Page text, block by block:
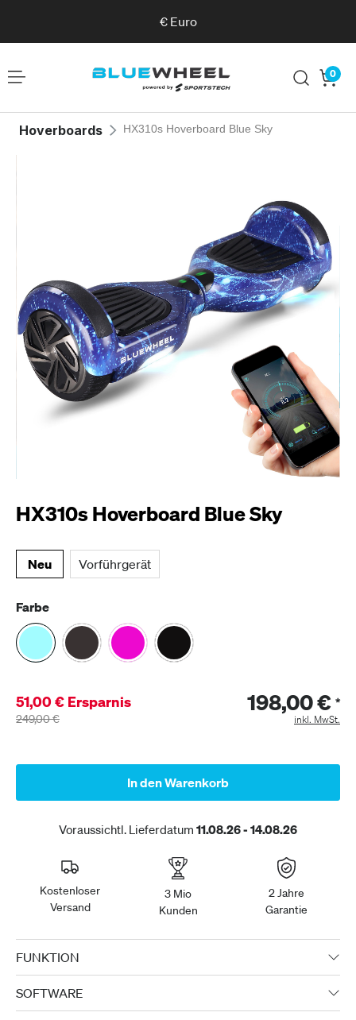
€ Euro
0
Hoverboards HX310s Hoverboard Blue Sky
HX310s Hoverboard Blue Sky
Neu Vorführgerät
Farbe
51,00 € Ersparnis
249,00 €
198,00 € *
inkl. MwSt.
In den Warenkorb
Voraussichtl. Lieferdatum 11.08.26 - 14.08.26
Kostenloser
Versand
3 Mio
Kunden
2 Jahre
Garantie
FUNKTION
SOFTWARE